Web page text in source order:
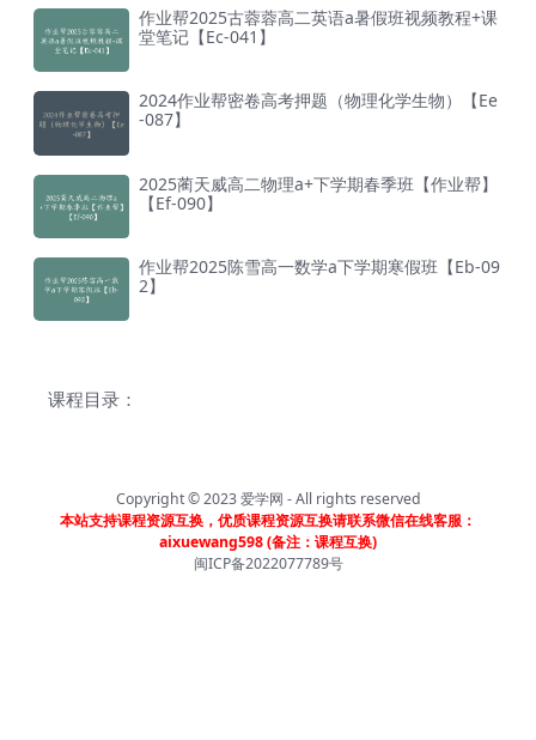
作业帮2025古蓉蓉高二英语a暑假班视频教程+课
堂笔记【Ec-041】
2024作业帮密卷高考押题（物理化学生物）【Ee
-087】
2025蔺天威高二物理a+下学期春季班【作业帮】
【Ef-090】
作业帮2025陈雪高一数学a下学期寒假班【Eb-09
2】
课程目录：
Copyright © 2023爱学网 - All rights reserved
本站支持课程资源互换，优质课程资源互换请联系微信在线客服：
aixuewang598 (备注：课程互换)
闽ICP备2022077789号